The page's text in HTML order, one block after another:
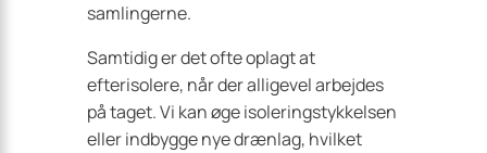
samlingerne.
Samtidig er det ofte oplagt at
efterisolere, når der alligevel arbejdes
på taget. Vi kan øge isoleringstykkelsen
eller indbygge nye drænlag, hvilket